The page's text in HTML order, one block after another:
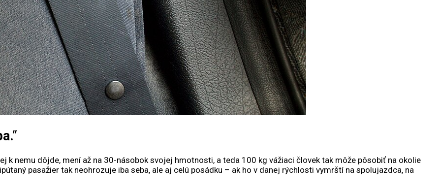
k nemu dôjde, mení až na 30-násobok svojej hmotnosti, a teda 100 kg vážiaci človek tak môže pôsobiť na okolie
pasažier tak neohrozuje iba seba, ale aj celú posádku – ak ho v danej rýchlosti vymrští na spolujazdca, na